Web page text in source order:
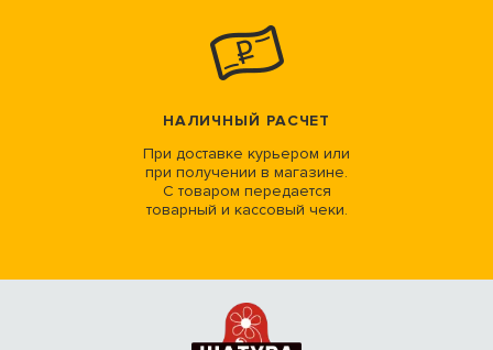
НАЛИЧНЫЙ РАСЧЕТ
При доставке курьером или
при получении в магазине.
С товаром передается
товарный и кассовый чеки.